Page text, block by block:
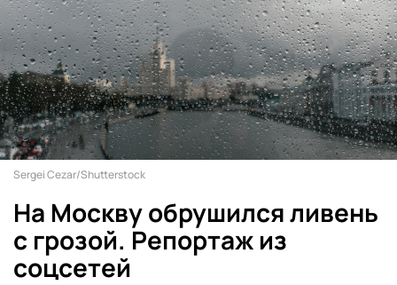
Sergei Cezar/Shutterstock
На Москву обрушился ливень
с грозой. Репортаж из
соцсетей